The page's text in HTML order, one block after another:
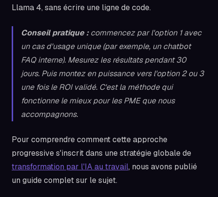
Llama 4, sans écrire une ligne de code.
Conseil pratique :commencez par l'option 1 avec
un cas d'usage unique (par exemple, un chatbot
FAQ interne). Mesurez les résultats pendant 30
jours. Puis montez en puissance vers l'option 2 ou 3
une fois le ROI validé. C'est la méthode qui
fonctionne le mieux pour les PME que nous
accompagnons.
Pour comprendre comment cette approche
progressive s'inscrit dans une stratégie globale de
transformation par l'IA au travail, nous avons publié
un guide complet sur le sujet.